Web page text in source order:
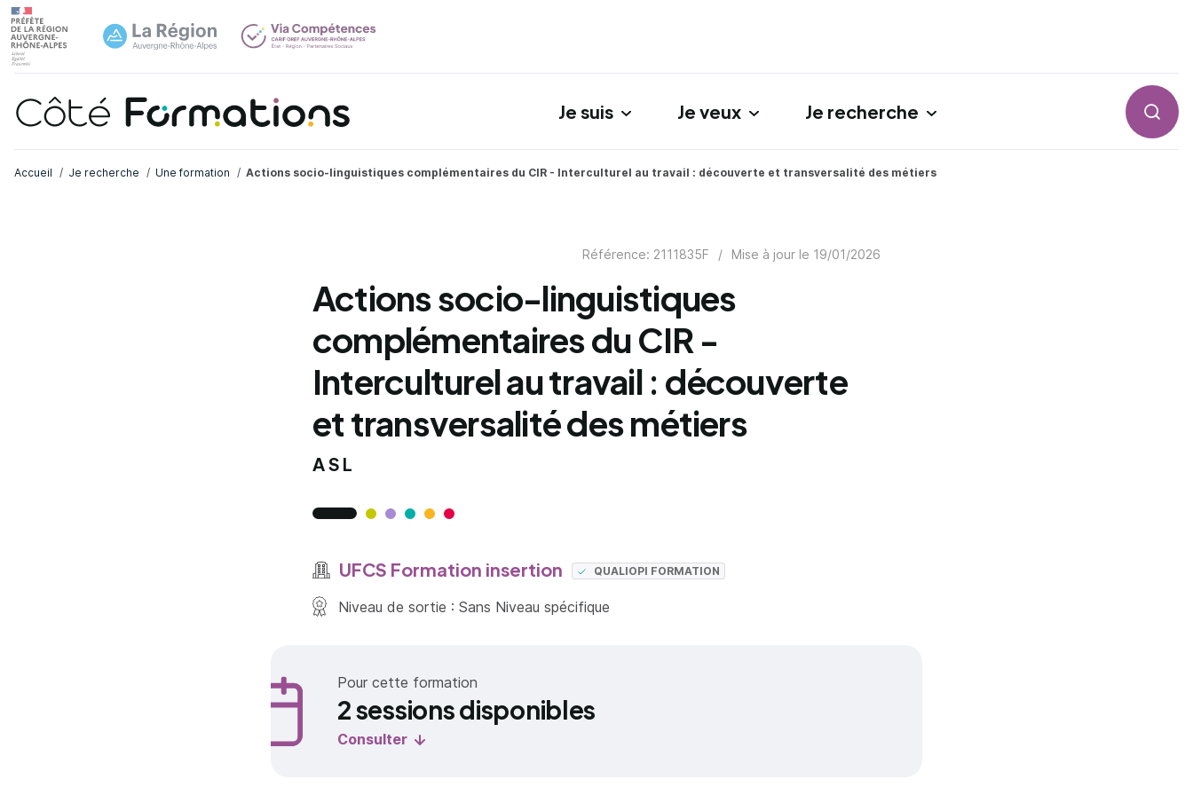
Je suis Je veux Je recherche
Accueil Je recherche Une formation Actions socio-linguistiques complémentaires du CIR - Interculturel au travail : découverte et transversalité des métiers
Référence: 2111835F / Mise à jour le 19/01/2026
Actions socio-linguistiques
complémentaires du CIR -
Interculturel au travail : découverte
et transversalité des métiers
ASL
UFCS Formation insertion QUALIOPI FORMATION
Niveau de sortie : Sans Niveau spécifique
Pour cette formation
2 sessions disponibles
Consulter